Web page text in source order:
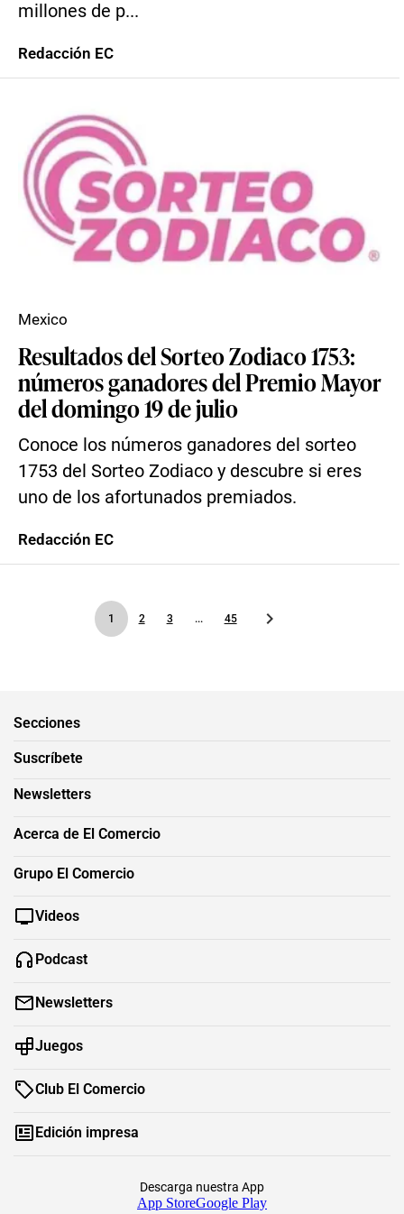
millones de p...
Redacción EC
Resultados del Sorteo Zodiaco 1753:
números ganadores del Premio Mayor
del domingo 19 de julio
Conoce los números ganadores del sorteo
1753 del Sorteo Zodiaco y descubre si eres
uno de los afortunados premiados.
Mexico
Redacción EC
1 2 3 ... 45
Secciones
Suscríbete
Newsletters
Acerca de El Comercio
Grupo El Comercio
Videos
Podcast
Newsletters
Juegos
Club El Comercio
Edición impresa
Descarga nuestra App
App StoreGoogle Play